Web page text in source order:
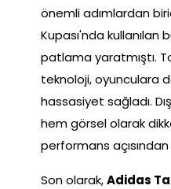
önemli adımlardan
Kupası'nda kullanılan
patlama yaratmıştı.
teknoloji, oyunculara
hassasiyet sağladı.
hem görsel olarak
performans
Son olarak,Adidas